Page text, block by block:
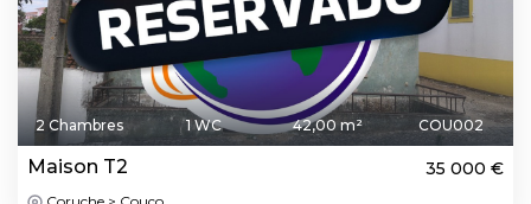
2 Chambres 1 WC 42,00 m² COU002
Maison T2 35 000 €